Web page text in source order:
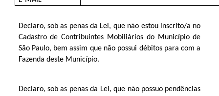
Declaro, sob as penas da Lei, que não estou inscrito/a no
Cadastro de Contribuintes Mobiliários do Município de
São Paulo, bem assim que não possui débitos para com a
Fazenda deste Município.
Declaro, sob as penas da Lei, que não possuo pendências